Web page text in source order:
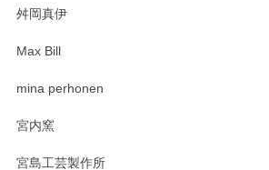
舛岡真伊
Max Bill
mina perhonen
宮内窯
宮島工芸製作所